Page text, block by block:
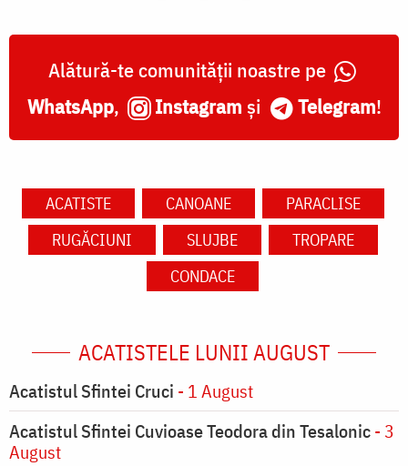
Alătură-te comunității noastre pe
WhatsApp, Instagram și Telegram!
ACATISTE CANOANE
PARACLISE
RUGĂCIUNI
SLUJBE
TROPARE
CONDACE
ACATISTELE LUNII AUGUST
Acatistul Sfintei Cruci - 1 August
Acatistul Sfintei Cuvioase Teodora din Tesalonic- 3
August